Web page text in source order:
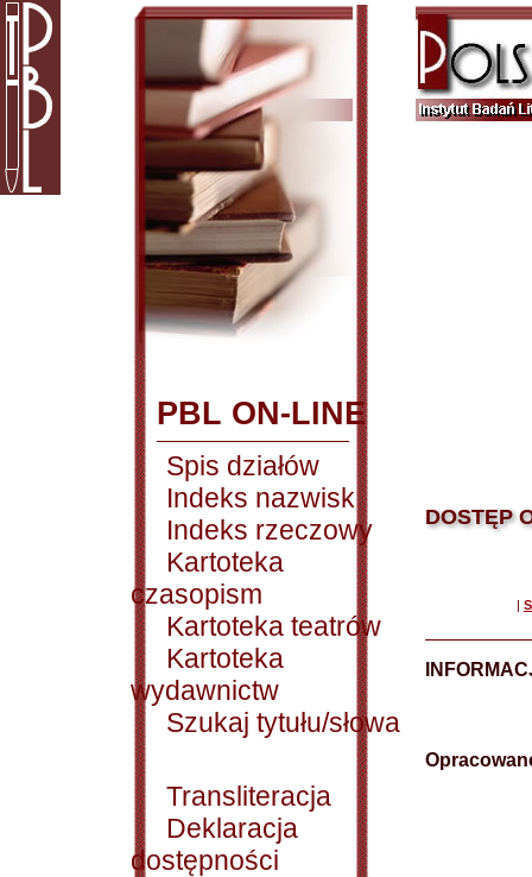
PBL ON-LINE
Spis działów
Indeks nazwisk
Indeks rzeczowy
Kartoteka
czasopism
Kartoteka teatrów
Kartoteka
wydawnictw
Szukaj tytułu/słowa
Transliteracja
Deklaracja
dostępności
DOSTĘP
|